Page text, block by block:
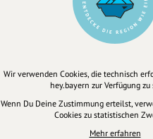
Wir verwenden Cookies, die technisch
hey.bayern zur Verfügung
Wenn Du Deine Zustimmung erteilst,
Cookies zu statistischen
Mehr erfahren